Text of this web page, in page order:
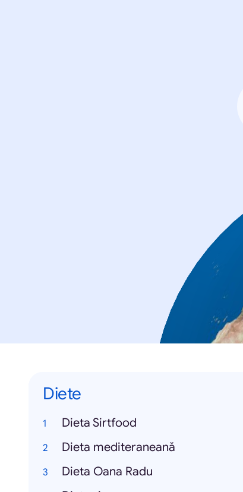
Diete
Dieta Sirtfood
Dieta mediteraneană
Dieta Oana Radu